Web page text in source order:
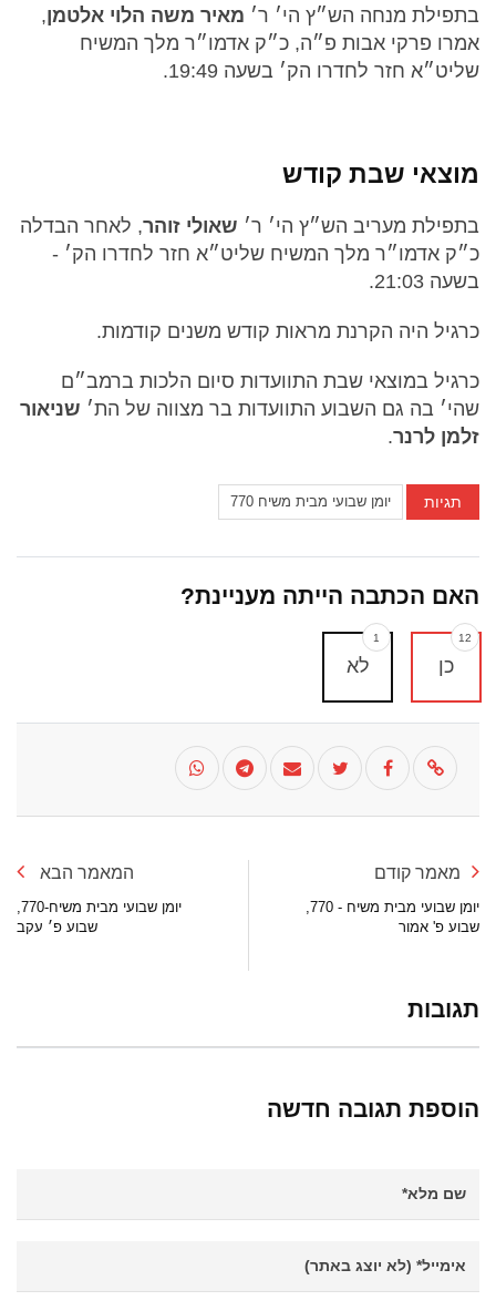
בתפילת מנחה הש״ץ הי׳ ר׳ מאיר משה הלוי אלטמן,
אמרו פרקי אבות פ״ה, כ״ק אדמו״ר מלך המשיח
שליט״א חזר לחדרו הק׳ בשעה 19:49.
מוצאי שבת קודש
בתפילת מעריב הש״ץ הי׳ ר׳ שאולי זוהר, לאחר הבדלה
כ״ק אדמו״ר מלך המשיח שליט״א חזר לחדרו הק׳ -
בשעה 21:03.
כרגיל היה הקרנת מראות קודש משנים קודמות.
כרגיל במוצאי שבת התוועדות סיום הלכות ברמב״ם
שהי׳ בה גם השבוע התוועדות בר מצווה של הת׳ שניאור
זלמן לרנר.
תגיות יומן שבועי מבית משיח 770
האם הכתבה הייתה מעניינת?
כן
12
לא
1
מאמר קודם
שבוע פ' אמור
המאמר הבא
שבוע פ׳ עקב
תגובות
הוספת תגובה חדשה